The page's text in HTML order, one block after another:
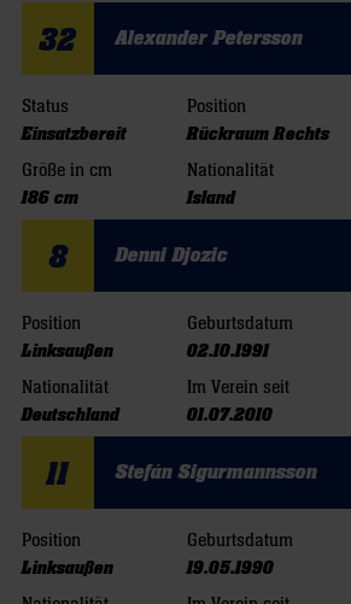
32 Alexander Petersson
Status
Einsatzbereit
Position
Rückraum Rechts
Größe in cm
186 cm
Nationalität
Island
8 Denni Djozic
Position
Linksaußen
Geburtsdatum
02.10.1991
Nationalität
Deutschland
Im Verein seit
01.07.2010
11 Stefán Sigurmannsson
Position
Linksaußen
Geburtsdatum
19.05.1990